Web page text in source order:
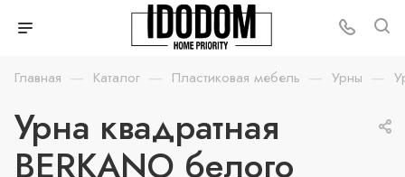
Главная — Каталог — Пластиковая мебель — Урны —
Урна квадратная
BERKANO белого